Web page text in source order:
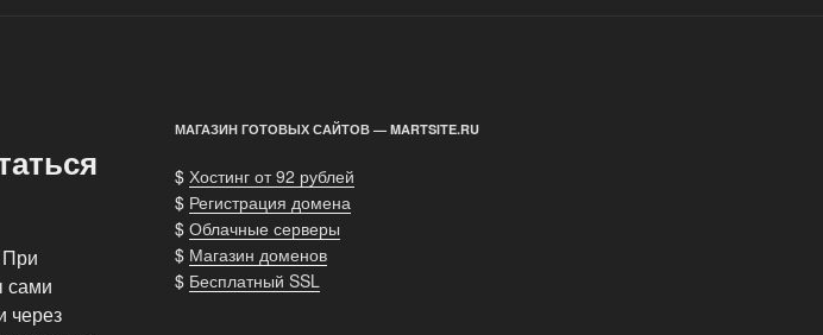
сами
через
МАГАЗИН ГОТОВЫХ САЙТОВ — MARTSITE.RU
$ Хостинг от 92 рублей
$ Регистрация домена
$ Облачные серверы
$ Магазин доменов
$ Бесплатный SSL